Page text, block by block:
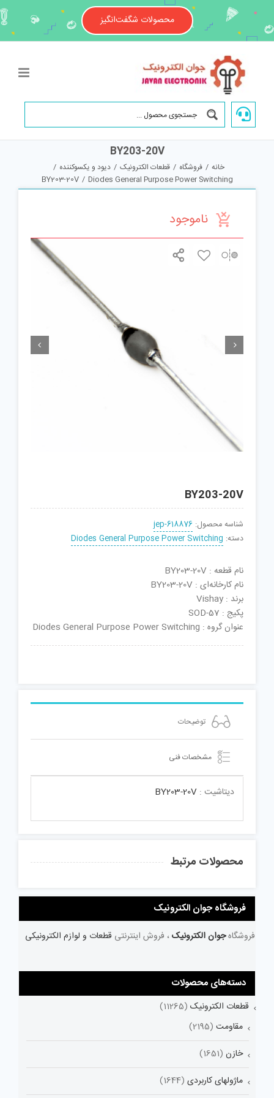
content
محصولات شگفت‌انگیز
BY203-20V
خانه / فروشگاه / قطعات الکترونیک / دیود و یکسوکننده /
Diodes General Purpose Power Switching
/
BY203-20V
ناموجود
 
BY203-20V
شناسه محصول: jep-618876
دسته: Diodes General Purpose Power Switching
نام قطعه : BY203-20V
نام کارخانه‌ای : BY203-20V
برند : Vishay
پکیج : SOD-57
عنوان گروه : Diodes General Purpose Power Switching
توضیحات
مشخصات فنی
دیتاشیت : BY203-20V
محصولات مرتبط
فروشگاه جوان الکترونیک
فروشگاهجوان الکترونیک ، فروش اینترنتی قطعات و لوازم الکترونیکی
دسته‌های محصولات
قطعات الکترونیک (11265)
مقاومت (2195)
خازن (1651)
ماژولهای کاربردی (1644)